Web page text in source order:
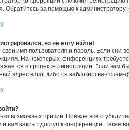
Обратитесь за помощью к администратору
но не могу войти!
имя пользователя и пароль. Если они
На некоторых конференциях
в процессе регистрации. Если вам
адрес email либо он заблокирован
возможных причин. Прежде всего
вам закрыт доступ к конференции. Также